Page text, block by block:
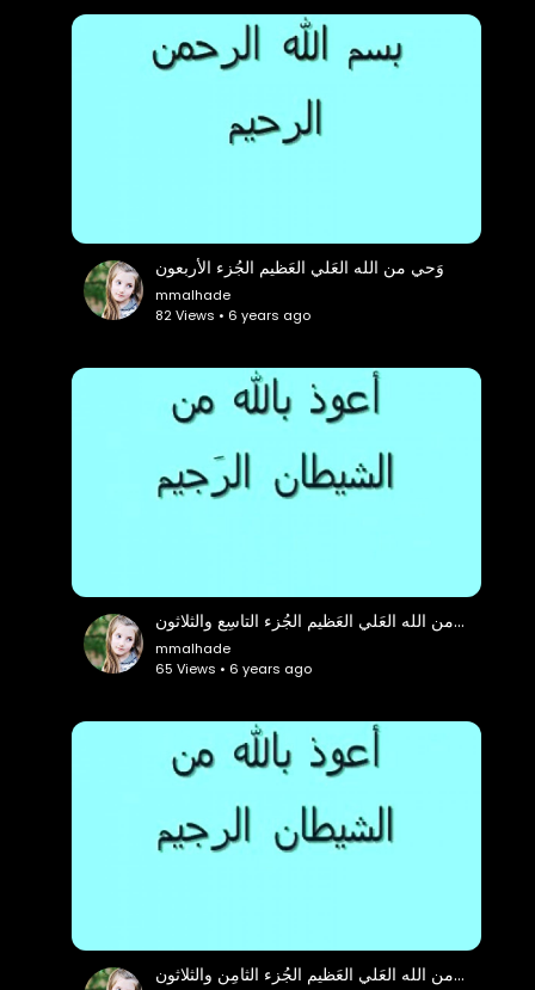
وَحي من الله العَلي العَظيم الجُزء الأربعون
mmalhade
82 Views • 6 years ago
وَحي من الله العَلي العَظيم الجُزء التاسِع والثلاثون
mmalhade
65 Views • 6 years ago
وَحي من الله العَلي العَظيم الجُزء الثامِن والثلاثون